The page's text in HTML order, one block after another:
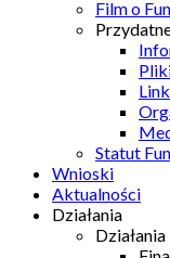
Film o
Statut
Wnioski
Aktualności
Działania
Działania